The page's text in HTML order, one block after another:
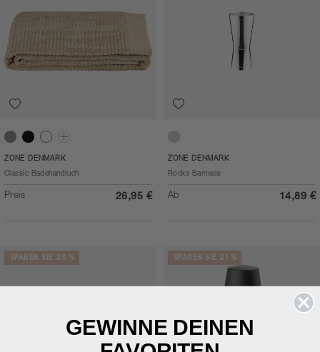
Soft Grey
BlackWhiteMatcha Green
ZONE DENMARK
Classic Badehandtuch
Preis 26,95 €
Polished Steel
ZONE DENMARK
Rocks Barmass
Ab 14,89 €
SPAREN SIE 20 % SPAREN SIE 21 %
GEWINNE DEINEN